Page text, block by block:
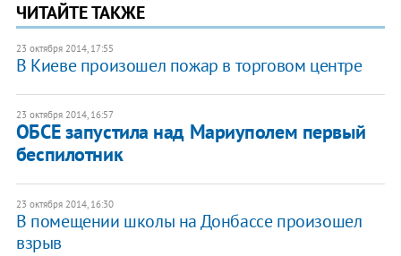
ЧИТАЙТЕ ТАКЖЕ
23 октября 2014, 17:55
В Киеве произошел пожар в торговом центре
23 октября 2014, 16:57
ОБСЕ запустила над Мариуполем первый
беспилотник
23 октября 2014, 16:30
В помещении школы на Донбассе произошел
взрыв